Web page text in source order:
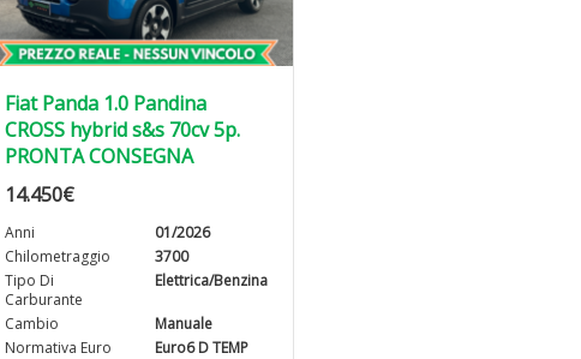
Fiat Panda 1.0 Pandina
CROSS hybrid s&s 70cv 5p.
PRONTA CONSEGNA
14.450€
Anni
01/2026
Chilometraggio
3700
Tipo Di
Carburante
Elettrica/Benzina
Cambio
Manuale
Normativa Euro
Euro6 D TEMP